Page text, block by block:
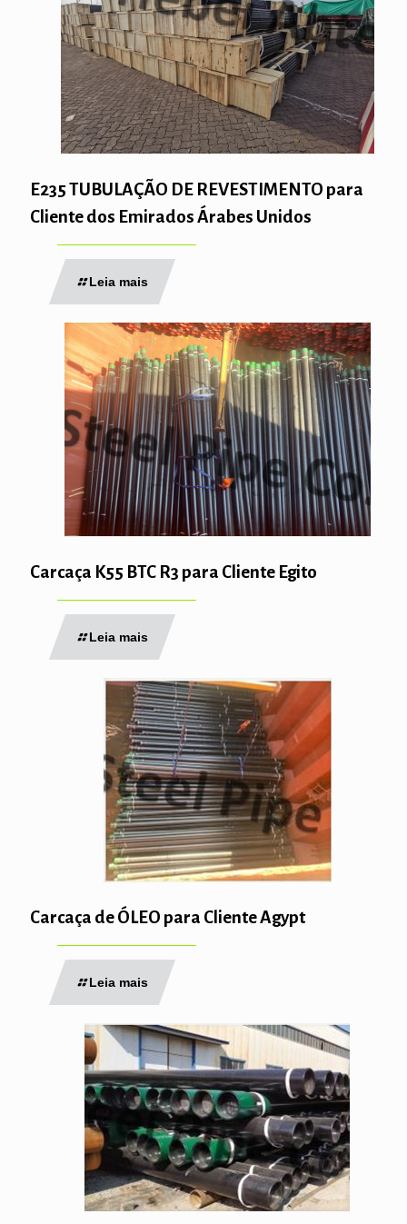
E235 TUBULAÇÃO DE REVESTIMENTO para
Cliente dos Emirados Árabes Unidos
Leia mais
Carcaça K55 BTC R3 para Cliente Egito
Leia mais
Carcaça de ÓLEO para Cliente Agypt
Leia mais